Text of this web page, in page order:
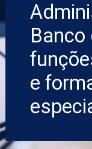
Banco
e